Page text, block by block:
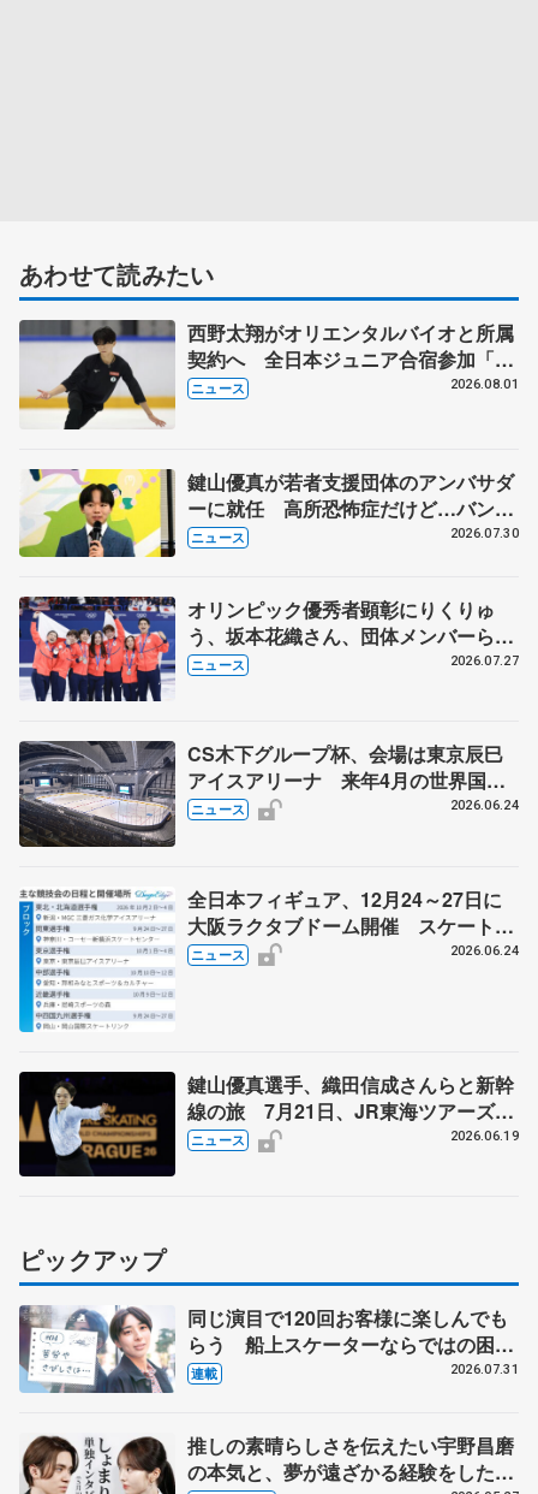
あわせて読みたい
西野太翔がオリエンタルバイオと所属
契約へ 全日本ジュニア合宿参加「結
果残していかないと」 講師はジェー
ニュース 2026.08.01
鍵山優真が若者支援団体のアンバサダ
ーに就任 高所恐怖症だけど…バンジ
ージャンプに挑戦も？
ニュース 2026.07.30
オリンピック優秀者顕彰にりくりゅ
う、坂本花織さん、団体メンバーら
8月7日に文科省が表彰式、ブルーノ・
ニュース 2026.07.27
CS木下グループ杯、会場は東京辰巳
アイスアリーナ 来年4月の世界国別
対抗戦、東京体育館で開催へ
ニュース 2026.06.24
全日本フィギュア、12月24～27日に
大阪ラクタブドーム開催 スケート連
盟の新シーズン日程
ニュース 2026.06.24
鍵山優真選手、織田信成さんらと新幹
線の旅 7月21日、JR東海ツアーズが
「THE REVUE ON SHINKANSEN」
ニュース 2026.06.19
ピックアップ
同じ演目で120回お客様に楽しんでも
らう 船上スケーターならではの困難
とは 影響あったPIW前キャプテン松
連載 2026.07.31
推しの素晴らしさを伝えたい宇野昌磨
の本気と、夢が遠ざかる経験をした本